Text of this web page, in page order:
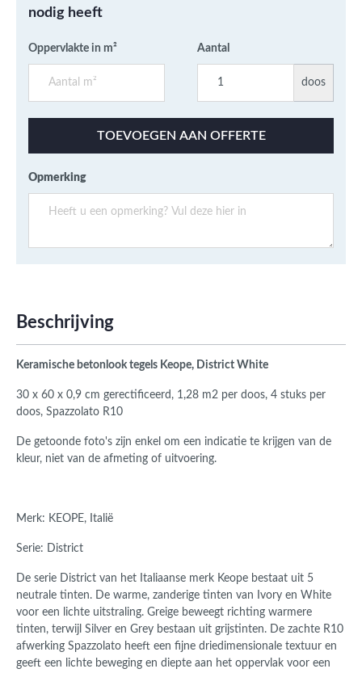
nodig heeft
Oppervlakte in m² Aantal
doos
TOEVOEGEN AAN OFFERTE
Opmerking
Beschrijving
Keramische betonlook tegels Keope, District White
30 x 60 x 0,9 cm gerectificeerd, 1,28 m2 per doos, 4 stuks per
doos, Spazzolato R10
De getoonde foto's zijn enkel om een indicatie te krijgen van de
kleur, niet van de afmeting of uitvoering.
Merk: KEOPE, Italië
Serie: District
De serie District van het Italiaanse merk Keope bestaat uit 5
neutrale tinten. De warme, zanderige tinten van Ivory en White
voor een lichte uitstraling. Greige beweegt richting warmere
tinten, terwijl Silver en Grey bestaan uit grijstinten. De zachte R10
afwerking Spazzolato heeft een fijne driedimensionale textuur en
geeft een lichte beweging en diepte aan het oppervlak voor een